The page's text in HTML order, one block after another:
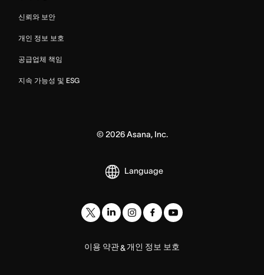
신뢰와 보안
개인 정보 보호
공급업체 책임
지속 가능성 및 ESG
© 2026Asana, Inc.
Language
이용 약관& 개인 정보 보호